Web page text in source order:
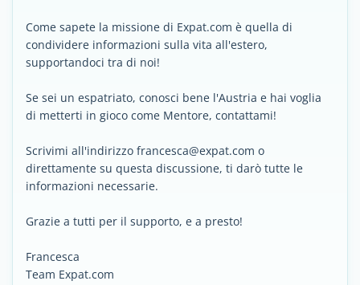
Come sapete la missione di Expat.com è quella di
condividere informazioni sulla vita all'estero,
supportandoci tra di noi!
Se sei un espatriato, conosci bene l'Austria e hai voglia
di metterti in gioco come Mentore, contattami!
Scrivimi all'indirizzo francesca@expat.com o
direttamente su questa discussione, ti darò tutte le
informazioni necessarie.
Grazie a tutti per il supporto, e a presto!
Francesca
Team Expat.com